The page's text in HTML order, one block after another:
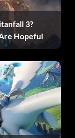
3?
Hopeful